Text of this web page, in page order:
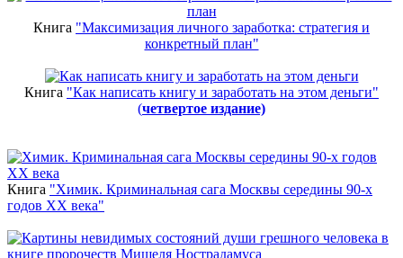
Книга "Максимизация личного заработка: стратегия и
конкретный план"
Книга "Как написать книгу и заработать на этом деньги"
(четвертое издание)
Книга "Химик. Криминальная сага Москвы середины 90-х
годов ХХ века"